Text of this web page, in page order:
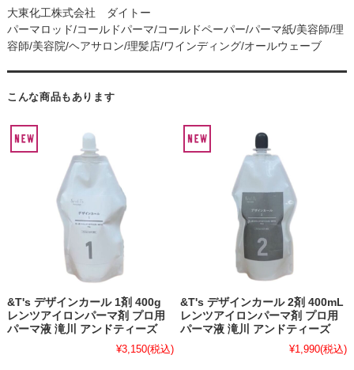
大東化工株式会社 ダイトー
パーマロッド/コールドパーマ/コールドペーパー/パーマ紙/美容師/理
容師/美容院/ヘアサロン/理髪店/ワインディング/オールウェーブ
こんな商品もあります
&T's デザインカール 1剤 400g
レンツアイロンパーマ剤 プロ用
パーマ液 滝川 アンドティーズ
¥3,150(税込)
&T's デザインカール 2剤 400mL
レンツアイロンパーマ剤 プロ用
パーマ液 滝川 アンドティーズ
¥1,990(税込)